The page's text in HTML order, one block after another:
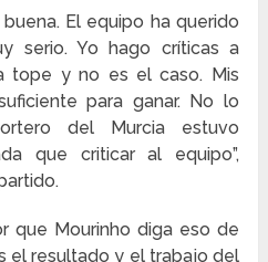
El equipo ha querido
serio. Yo hago críticas a
tope y no es el caso. Mis
para ganar. No lo
del Murcia estuvo
que criticar al equipo”,
que Mourinho diga eso de
el resultado y el trabajo del